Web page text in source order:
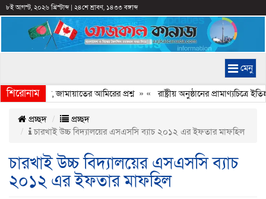
৮ই আগস্ট, ২০২৬ খ্রিস্টাব্দ| ২৪শে শ্রাবণ, ১৪৩৩ বঙ্গাব্দ
মেনু
শিরোনাম
হচ্ছে কেন, জামায়াতের আমিরের প্রশ্ন» «রাষ্ট্রীয় অনুষ্ঠানের প্রামাণ্যচিত্রে
প্রচ্ছদ
প্রচ্ছদ
চারখাই উচ্চ বিদ্যালয়ের এসএসসি ব্যাচ ২০১২ এর ইফতার মাফহিল
চারখাই উচ্চ বিদ্যালয়ের এসএসসি ব্যাচ
২০১২ এর ইফতার মাফহিল